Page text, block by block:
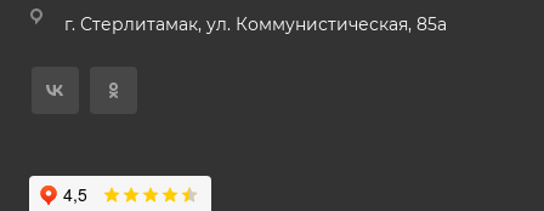
г. Стерлитамак, ул. Коммунистическая, 85а